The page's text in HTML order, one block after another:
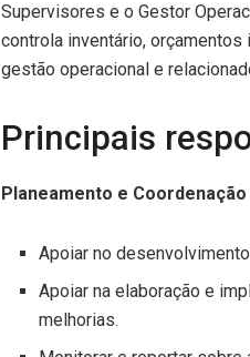
Supervisores e o Gestor
controla inventário,
gestão operacional e
Principais
Planeamento e
Apoiar no
Apoiar na elaboração e
melhorias.